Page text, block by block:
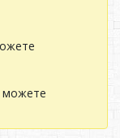
можете